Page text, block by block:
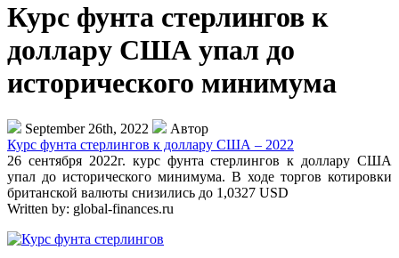
Курс фунта стерлингов к
доллару США упал до
исторического минимума
September 26th, 2022
Автор
Курс фунта стерлингов к доллару США – 2022
26 сентября 2022г. курс фунта стерлингов к доллару США
упал до исторического минимума. В ходе торгов котировки
британской валюты снизились до 1,0327 USD
Written by: global-finances.ru